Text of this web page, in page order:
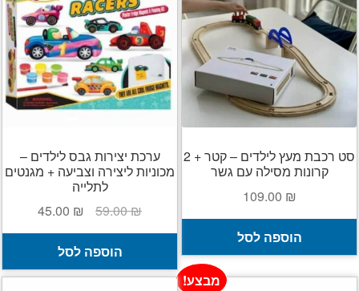
סט רכבת מעץ לילדים – קטר + 2
קרונות מסילה עם גשר
109.00 ₪
הוספה לסל
ערכת יצירות גבס לילדים –
מכוניות ליצירה וצביעה + מגנטים
לתלייה
59.00₪
המחיר
המקורי
היה:
59.00 ₪.
45.00 ₪
המחיר
הנוכחי
45.00 ₪.
הוספה לסל
מבצע!